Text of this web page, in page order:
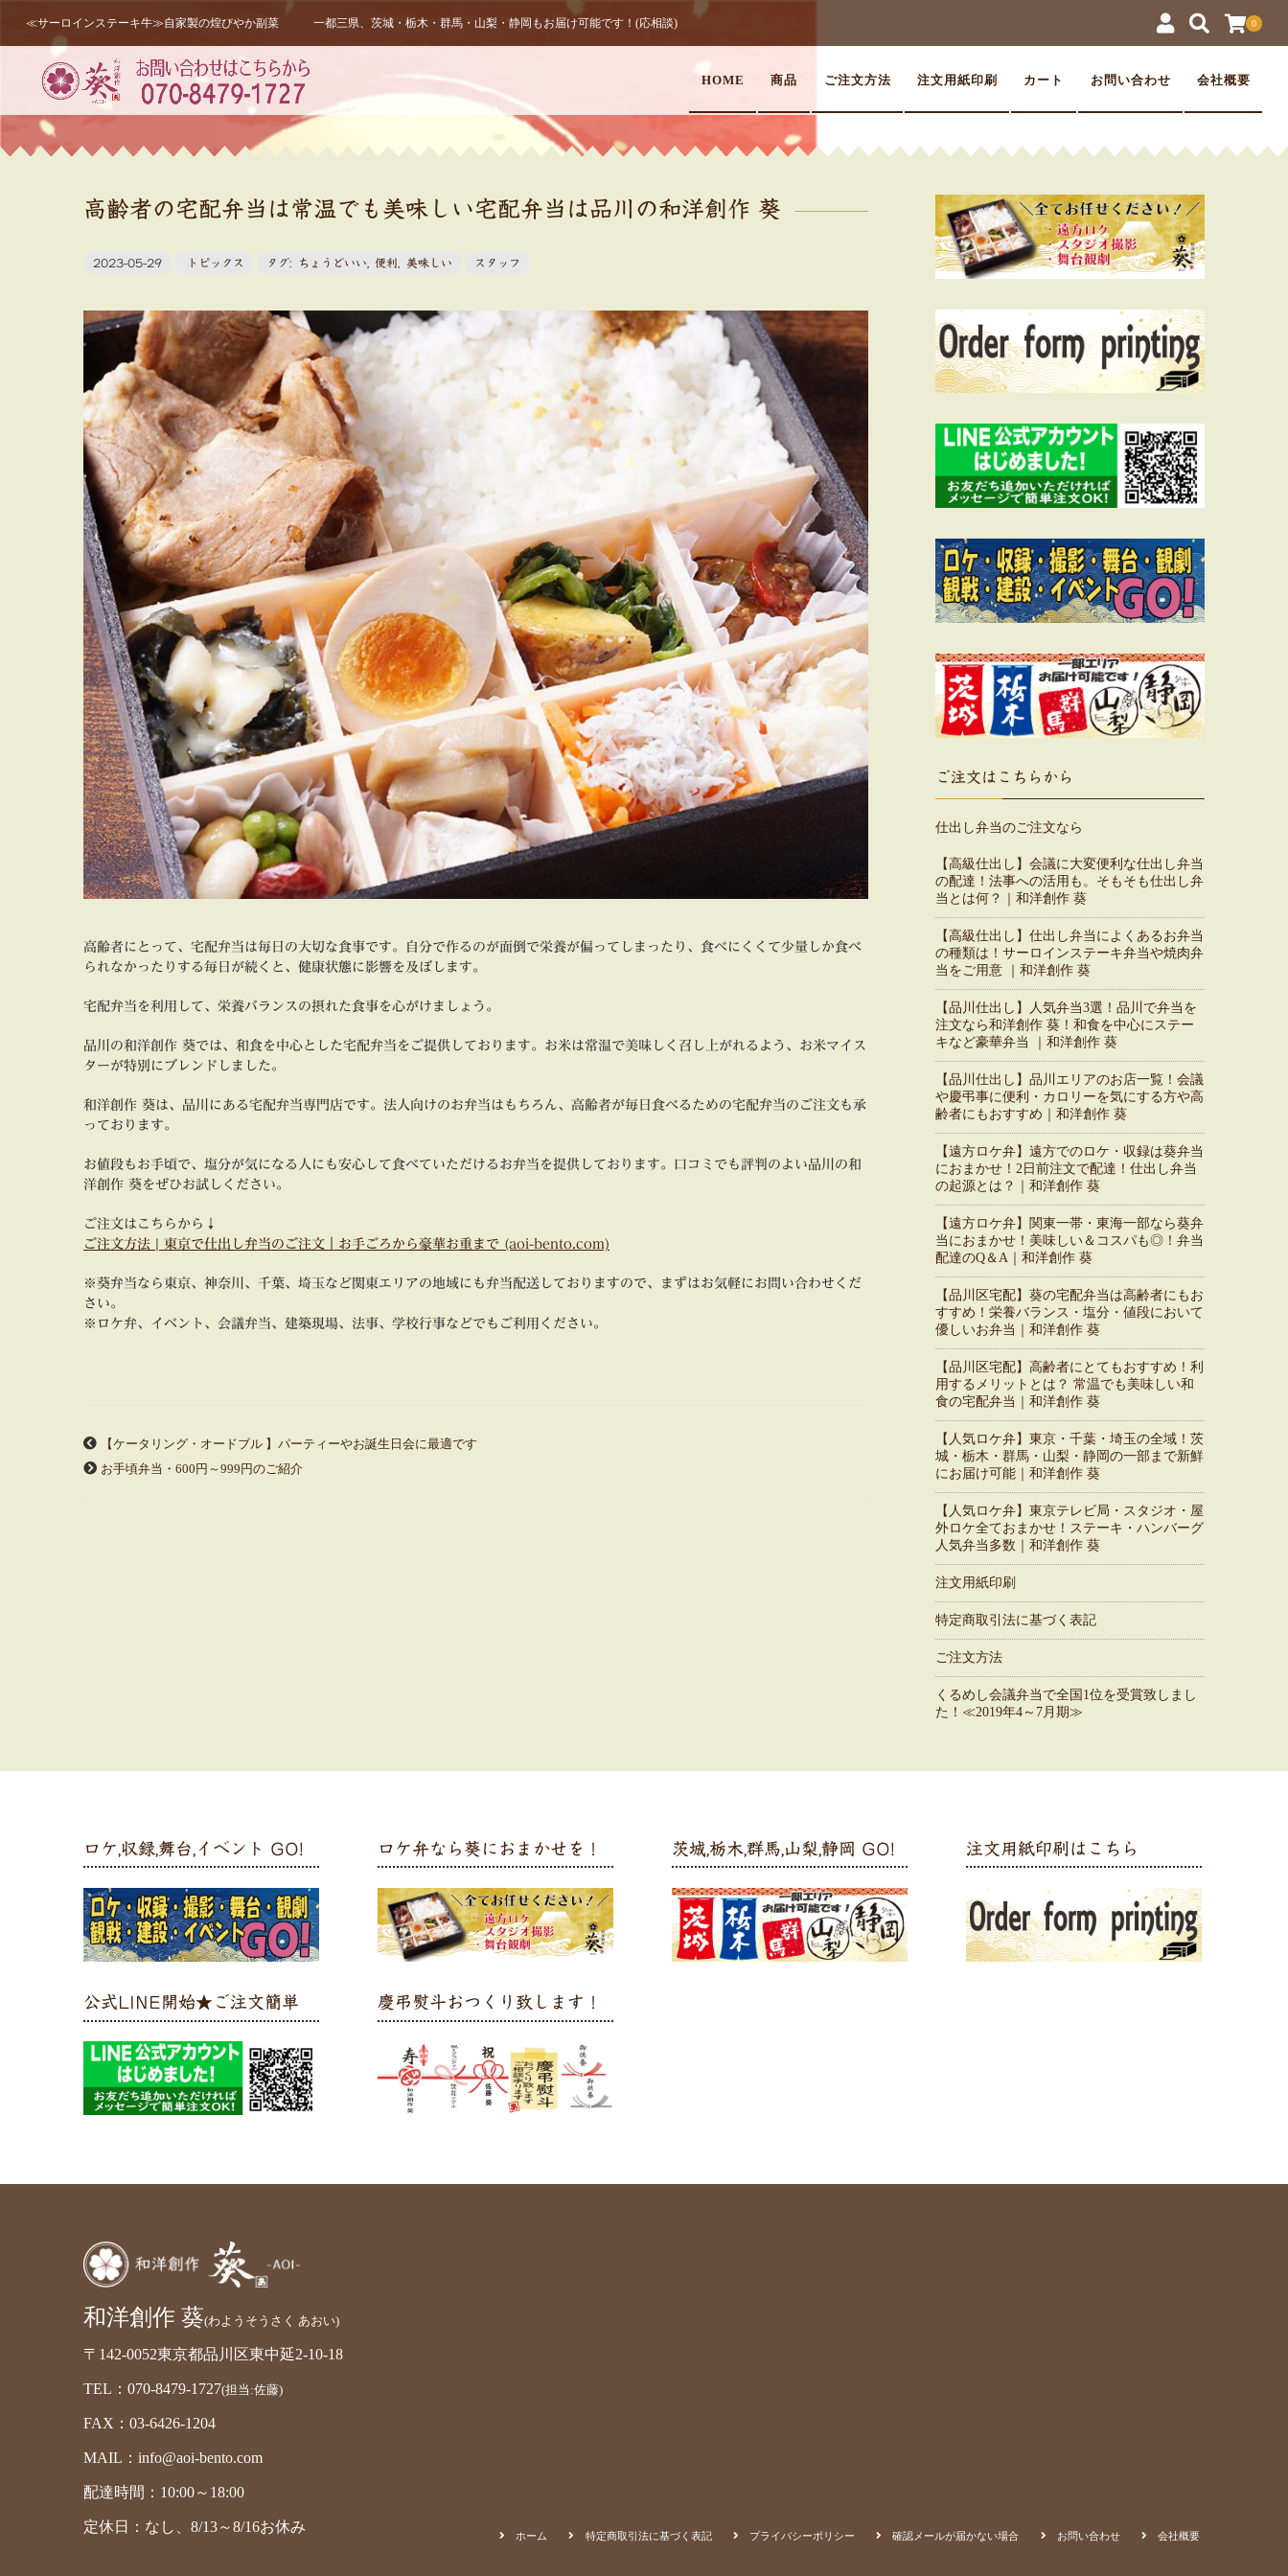
0
HOME 商品 ご注文方法 注文用紙印刷 カート お問い合わせ 会社概要
≪サーロインステーキ牛≫自家製の煌びやか副菜 一都三県、茨城・栃木・群馬・山梨・静岡もお届け可能です！(応相談)
高齢者の宅配弁当は常温でも美味しい宅配弁当は品川の和洋創作 葵
2023-05-29 トピックス タグ: ちょうどいい 便利 美味しい スタッフ
高齢者にとって、宅配弁当は毎日の大切な食事です。自分で作るのが面倒で栄養が偏ってしまったり、食べにくくて少量しか食べ
られなかったりする毎日が続くと、健康状態に影響を及ぼします。
宅配弁当を利用して、栄養バランスの摂れた食事を心がけましょう。
品川の和洋創作 葵では、和食を中心とした宅配弁当をご提供しております。お米は常温で美味しく召し上がれるよう、お米マイス
ターが特別にブレンドしました。
和洋創作 葵は、品川にある宅配弁当専門店です。法人向けのお弁当はもちろん、高齢者が毎日食べるための宅配弁当のご注文も承
っております。
お値段もお手頃で、塩分が気になる人にも安心して食べていただけるお弁当を提供しております。口コミでも評判のよい品川の和
洋創作 葵をぜひお試しください。
ご注文はこちらから↓
ご注文方法 | 東京で仕出し弁当のご注文｜お手ごろから豪華お重まで (aoi-bento.com)
※葵弁当なら東京、神奈川、千葉、埼玉など関東エリアの地域にも弁当配送しておりますので、まずはお気軽にお問い合わせくだ
さい。
※ロケ弁、イベント、会議弁当、建築現場、法事、学校行事などでもご利用ください。
【ケータリング・オードブル 】パーティーやお誕生日会に最適です
お手頃弁当・600円～999円のご紹介
ご注文はこちらから
仕出し弁当のご注文なら
【高級仕出し】会議に大変便利な仕出し弁当
の配達！法事への活用も。そもそも仕出し弁
当とは何？｜和洋創作 葵
【高級仕出し】仕出し弁当によくあるお弁当
の種類は！サーロインステーキ弁当や焼肉弁
当をご用意 ｜和洋創作 葵
【品川仕出し】人気弁当3選！品川で弁当を
注文なら和洋創作 葵！和食を中心にステー
キなど豪華弁当 ｜和洋創作 葵
【品川仕出し】品川エリアのお店一覧！会議
や慶弔事に便利・カロリーを気にする方や高
齢者にもおすすめ｜和洋創作 葵
【遠方ロケ弁】遠方でのロケ・収録は葵弁当
におまかせ！2日前注文で配達！仕出し弁当
の起源とは？｜和洋創作 葵
【遠方ロケ弁】関東一帯・東海一部なら葵弁
当におまかせ！美味しい＆コスパも◎！弁当
配達のQ＆A｜和洋創作 葵
【品川区宅配】葵の宅配弁当は高齢者にもお
すすめ！栄養バランス・塩分・値段において
優しいお弁当｜和洋創作 葵
【品川区宅配】高齢者にとてもおすすめ！利
用するメリットとは？ 常温でも美味しい和
食の宅配弁当｜和洋創作 葵
【人気ロケ弁】東京・千葉・埼玉の全域！茨
城・栃木・群馬・山梨・静岡の一部まで新鮮
にお届け可能｜和洋創作 葵
【人気ロケ弁】東京テレビ局・スタジオ・屋
外ロケ全ておまかせ！ステーキ・ハンバーグ
人気弁当多数｜和洋創作 葵
注文用紙印刷
特定商取引法に基づく表記
ご注文方法
くるめし会議弁当で全国1位を受賞致しまし
た！≪2019年4～7月期≫
ロケ,収録,舞台,イベント GO! ロケ弁なら葵におまかせを！ 茨城,栃木,群馬,山梨,静岡 GO! 注文用紙印刷はこちら
公式LINE開始★ご注文簡単 慶弔熨斗おつくり致します！
和洋創作 葵(わようそうさく あおい)
〒142-0052東京都品川区東中延2-10-18
TEL：070-8479-1727(担当:佐藤)
FAX：03-6426-1204
MAIL：info@aoi-bento.com
配達時間：10:00～18:00
定休日：なし、8/13～8/16お休み
ホーム 特定商取引法に基づく表記 プライバシーポリシー 確認メールが届かない場合 お問い合わせ 会社概要